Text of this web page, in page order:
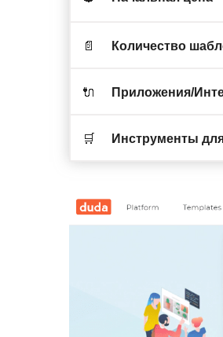
📄 Количество
🔌 Приложения/
🛒 Инструменты